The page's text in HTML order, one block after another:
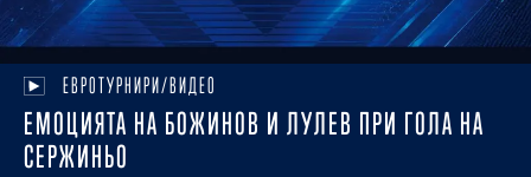
ЕВРОТУРНИРИ/ВИДЕО
ЕМОЦИЯТА НА БОЖИНОВ И ЛУЛЕВ ПРИ ГОЛА НА
СЕРЖИНЬО